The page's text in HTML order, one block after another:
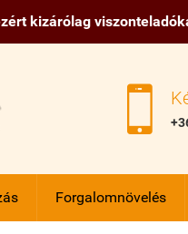
kizárólag

Forgalomnövelés